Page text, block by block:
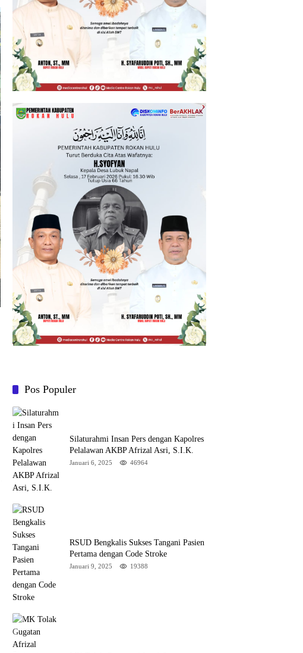
Pos Populer
Silaturahmi Insan Pers dengan Kapolres
Pelalawan AKBP Afrizal Asri, S.I.K.
Januari 6, 2025 46964
RSUD Bengkalis Sukses Tangani Pasien
Pertama dengan Code Stroke
Januari 9, 2025 19388